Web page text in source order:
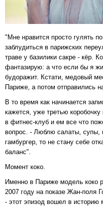
"Мне нравится просто гулять
заблудиться в парижских
траве у базилики сакре - кёр.
фантазирую: а что если бы я
будоражит. Кстати, медовый
Париже, а потом отправились
В то время как начинается
кажется, уже третью
в фитнес-клуб и ем все что
вопрос. - Люблю салаты, супы,
гамбургер, то не стану себе
баланс".
Момент коко.
Именно в Париже модель коко
2007 году на показе Жан-поля
- этот эпизод вошел в